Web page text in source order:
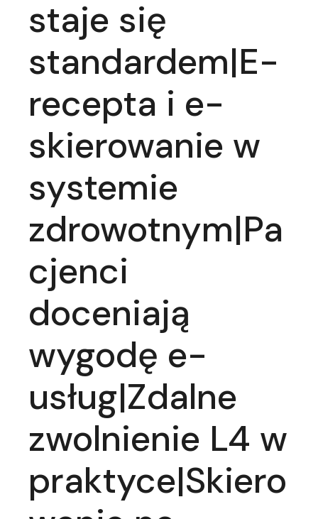
staje się
standardem|E-
recepta i e-
skierowanie w
systemie
zdrowotnym|Pa
cjenci
doceniają
wygodę e-
usług|Zdalne
zwolnienie L4 w
praktyce|Skiero